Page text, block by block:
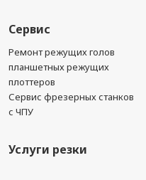
Сервис
Ремонт режущих голов
планшетных режущих
плоттеров
Сервис фрезерных станков
с ЧПУ
Услуги резки